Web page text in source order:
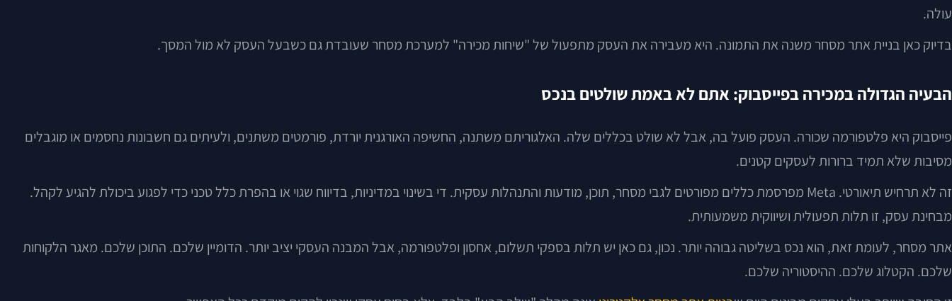
עולה.
בדיוק כאן בניית אתר מסחר משנה את התמונה. היא מעבירה את העסק מתפעול של "שיחות מכירה" למערכת מסחר שעובדת גם כשבעל העסק לא מול המסך.
הבעיה הגדולה במכירה בפייסבוק: אתם לא באמת שולטים בנכס
פייסבוק היא פלטפורמה שכורה. העסק פועל בה, אבל לא שולט בכללים שלה. האלגוריתם משתנה, החשיפה האורגנית יורדת, פורמטים משתנים, ולעיתים גם חשבונות נחסמים או מוגבלים
מסיבות שלא תמיד ברורות לעסקים קטנים.
זה לא תרחיש תיאורטי. Meta מפרסמת כללים מפורטים לגבי מסחר, תוכן, מודעות והתנהלות עסקית. די בשינוי במדיניות, בדיווח שגוי או בהפרת כלל טכני כדי לפגוע ביכולת להגיע לקהל.
מבחינת עסק, זו תלות תפעולית ושיווקית משמעותית.
אתר מסחר, לעומת זאת, הוא נכס בשליטה גבוהה יותר. נכון, גם כאן יש תלות בספקי תשלום, אחסון ופלטפורמה, אבל המבנה העסקי יציב יותר. הדומיין שלכם. התוכן שלכם. מאגר הלקוחות
שלכם. הקטלוג שלכם. ההיסטוריה שלכם.